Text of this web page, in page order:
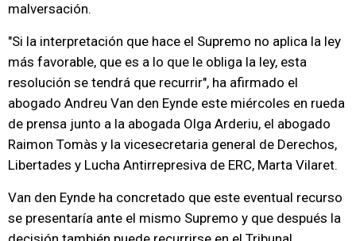
malversación.
"Si la interpretación que hace el Supremo no aplica la ley
más favorable, que es a lo que le obliga la ley, esta
resolución se tendrá que recurrir", ha afirmado el
abogado Andreu Van den Eynde este miércoles en rueda
de prensa junto a la abogada Olga Arderiu, el abogado
Raimon Tomàs y la vicesecretaria general de Derechos,
Libertades y Lucha Antirrepresiva de ERC, Marta Vilaret.
Van den Eynde ha concretado que este eventual recurso
se presentaría ante el mismo Supremo y que después la